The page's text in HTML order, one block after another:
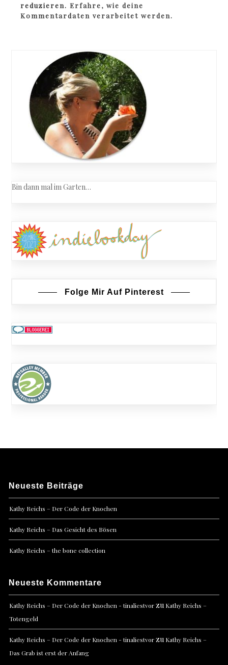
reduzieren.Erfahre, wie deine
Kommentardaten verarbeitet werden.
Bin dann mal im Garten…
Folge Mir Auf Pinterest
Neueste Beiträge
Kathy Reichs – Der Code der Knochen
Kathy Reichs – Das Gesicht des Bösen
Kathy Reichs – the bone collection
Neueste Kommentare
Kathy Reichs – Der Code der Knochen - tinaliestvorzu Kathy Reichs –
Totengeld
Kathy Reichs – Der Code der Knochen - tinaliestvorzu Kathy Reichs –
Das Grab ist erst der Anfang